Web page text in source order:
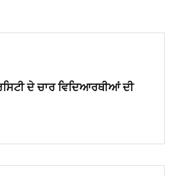
ਦੇ ਚਾਰ ਵਿਦਿਆਰਥੀਆਂ ਦੀ